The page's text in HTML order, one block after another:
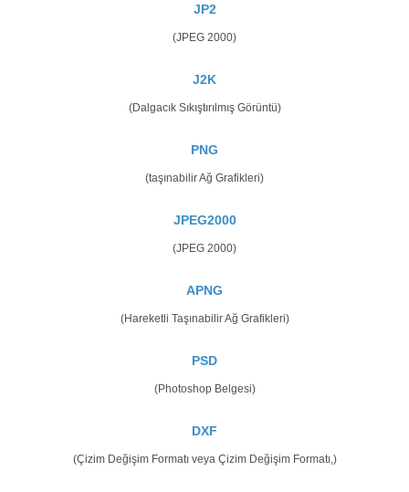
JP2
(JPEG 2000)
J2K
(Dalgacık Sıkıştırılmış Görüntü)
PNG
(taşınabilir Ağ Grafikleri)
JPEG2000
(JPEG 2000)
APNG
(Hareketli Taşınabilir Ağ Grafikleri)
PSD
(Photoshop Belgesi)
DXF
(Çizim Değişim Formatı veya Çizim Değişim Formatı,)